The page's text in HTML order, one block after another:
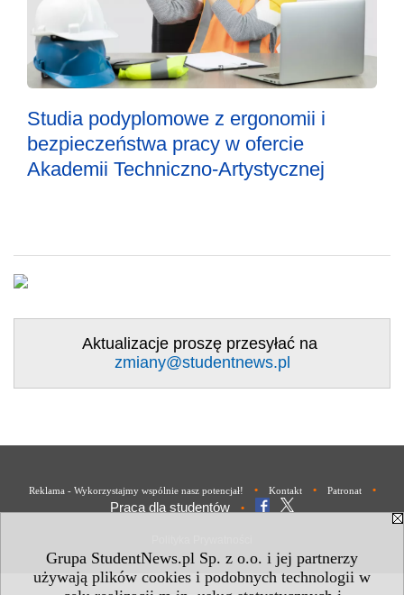
Grupa StudentNews.pl Sp. z o.o. i jej partnerzy
używają plików cookies i podobnych technologii w
Studia podyplomowe z ergonomii i
bezpieczeństwa pracy w ofercie
Akademii Techniczno-Artystycznej
Aktualizacje proszę przesyłać na
zmiany@studentnews.pl
Reklama - Wykorzystajmy wspólnie nasz potencjał! • Kontakt • Patronat •
Praca dla studentów •